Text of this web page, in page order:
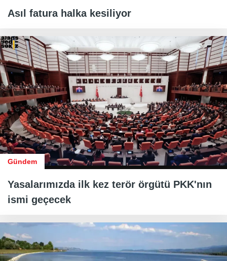
Asıl fatura halka kesiliyor
Gündem
Yasalarımızda ilk kez terör örgütü PKK'nın
ismi geçecek